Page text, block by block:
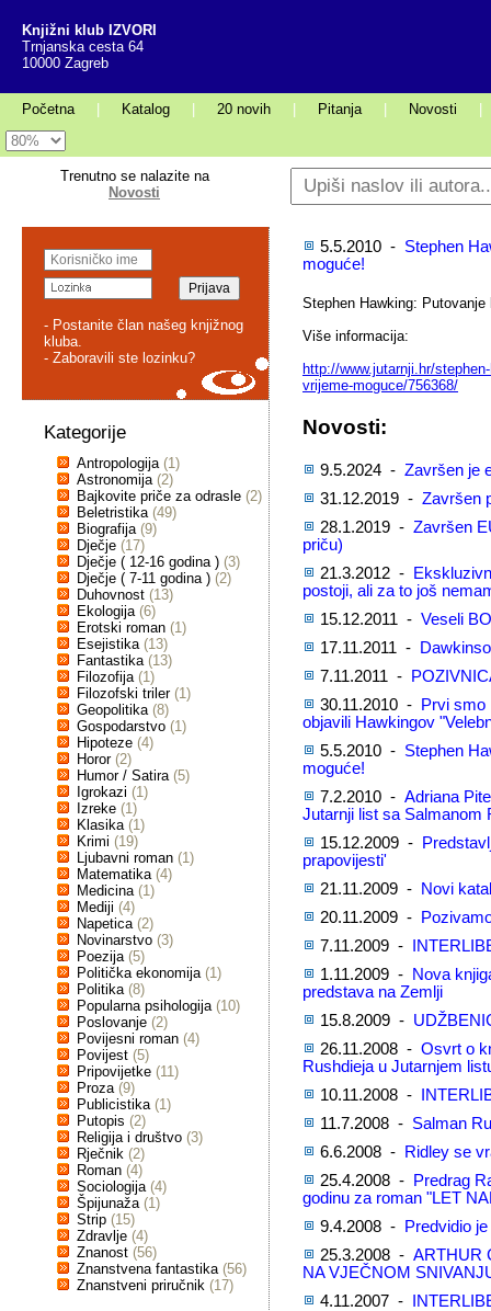
Knjižni klub IZVORI
Trnjanska cesta 64
10000 Zagreb
Početna Katalog 20 novih Pitanja Novosti
Trenutno se nalazite na
Novosti
- Postanite član našeg knjižnog
kluba.
- Zaboravili ste lozinku?
Kategorije
Antropologija (1)
Astronomija (2)
Bajkovite priče za odrasle (2)
Beletristika (49)
Biografija (9)
Dječje (17)
Dječje ( 12-16 godina ) (3)
Dječje ( 7-11 godina ) (2)
Duhovnost (13)
Ekologija (6)
Erotski roman (1)
Esejistika (13)
Fantastika (13)
Filozofija (1)
Filozofski triler (1)
Geopolitika (8)
Gospodarstvo (1)
Hipoteze (4)
Horor (2)
Humor / Satira (5)
Igrokazi (1)
Izreke (1)
Klasika (1)
Krimi (19)
Ljubavni roman (1)
Matematika (4)
Medicina (1)
Mediji (4)
Napetica (2)
Novinarstvo (3)
Poezija (5)
Politička ekonomija (1)
Politika (8)
Popularna psihologija (10)
Poslovanje (2)
Povijesni roman (4)
Povijest (5)
Pripovijetke (11)
Proza (9)
Publicistika (1)
Putopis (2)
Religija i društvo (3)
Rječnik (2)
Roman (4)
Sociologija (4)
Špijunaža (1)
Strip (15)
Zdravlje (4)
Znanost (56)
Znanstvena fantastika (56)
Znanstveni priručnik (17)
5.5.2010 - Stephen
moguće!
Stephen Hawking:
Više informacija:
http://www.jutarnji.hr/
vrijeme-moguce/756368/
Novosti:
9.5.2024 - Završen je
31.12.2019 - Završen
28.1.2019 - Završen
priču)
21.3.2012 -
postoji, ali za to još
15.12.2011 - Veseli
17.11.2011 -
7.11.2011 -
30.11.2010 -
Prvi smo
objavili Hawkingov
5.5.2010 - Stephen
moguće!
7.2.2010 - Adriana
Jutarnji list sa Salmanom
15.12.2009 -
prapovijesti'
21.11.2009 -
Novi
20.11.2009 -
7.11.2009 -
1.11.2009 -
Nova
predstava na Zemlji
15.8.2009 -
26.11.2008 - Osvrt o
Rushdieja u Jutarnjem
10.11.2008 -
11.7.2008 - Salman
6.6.2008 -
Ridley se
25.4.2008 -
Predrag
godinu za roman "LET
9.4.2008 -
Predvidio
25.3.2008 - ARTHUR
NA VJEČNOM
4.11.2007 -